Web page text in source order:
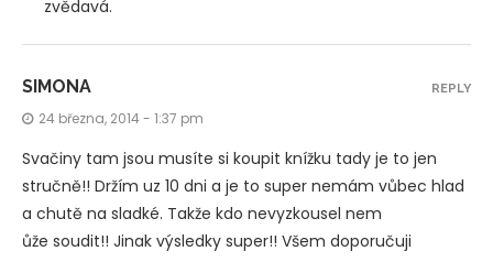
zvědavá.
SIMONA
24 března, 2014 - 1:37 pm
Svačiny tam jsou musíte si koupit knížku tady je to jen
stručně!! Držím uz 10 dni a je to super nemám vůbec hlad
a chutě na sladké. Takže kdo nevyzkousel nem
ůže soudit!! Jinak výsledky super!! Všem doporučuji
REPLY